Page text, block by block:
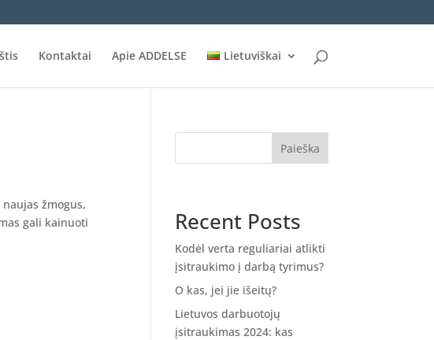
Kontaktai Apie ADDELSE Lietuviškai
žmogus,
gali kainuoti
Paieška
Recent Posts
Kodėl verta reguliariai atlikti
įsitraukimo į darbą tyrimus?
O kas, jei jie išeitų?
Lietuvos darbuotojų
įsitraukimas 2024: kas